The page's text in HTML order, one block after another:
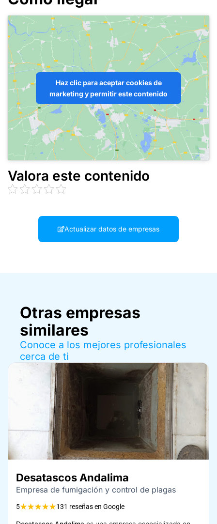
Haz clic para aceptar cookies de
marketing y permitir este contenido
Valora este contenido
Actualizar datos de empresas
Otras empresas
similares
Conoce a los mejores profesionales
cerca de ti
Desatascos Andalima
Empresa de fumigación y control de plagas
5★★★★★131 reseñas en Google